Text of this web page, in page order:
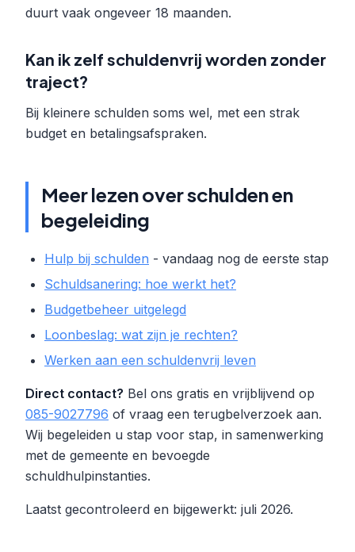
duurt vaak ongeveer 18 maanden.
Kan ik zelf schuldenvrij worden zonder
traject?
Bij kleinere schulden soms wel, met een strak
budget en betalingsafspraken.
Meer lezen over schulden en
begeleiding
Hulp bij schulden - vandaag nog de eerste stap
Schuldsanering: hoe werkt het?
Budgetbeheer uitgelegd
Loonbeslag: wat zijn je rechten?
Werken aan een schuldenvrij leven
Direct contact? Bel ons gratis en vrijblijvend op
085-9027796 of vraag een terugbelverzoek aan.
Wij begeleiden u stap voor stap, in samenwerking
met de gemeente en bevoegde
schuldhulpinstanties.
Laatst gecontroleerd en bijgewerkt: juli 2026.